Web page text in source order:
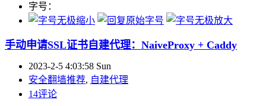
字号：
手动申请SSL证书自建代理：NaiveProxy + Caddy
2023-2-5 4:03:58 Sun
安全翻墙推荐, 自建代理
14评论